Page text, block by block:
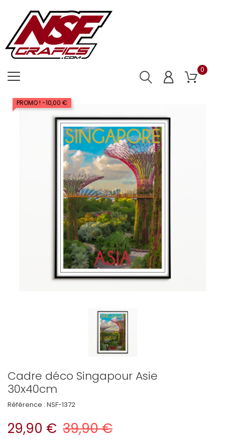
0
PROMO ! -10,00 €
Cadre déco Singapour Asie
30x40cm
Référence : NSF-1372
29,90 € 39,90 €